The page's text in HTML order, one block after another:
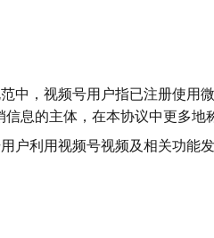
中，视频号用户指已注册使用
息的主体，在本协议中更多地
户利用视频号视频及相关功能